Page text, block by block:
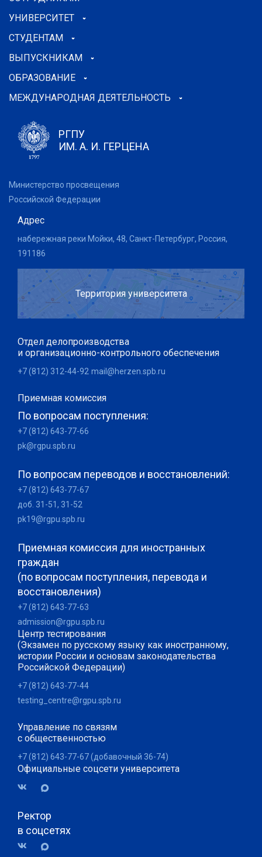
УНИВЕРСИТЕТ
СТУДЕНТАМ
ВЫПУСКНИКАМ
ОБРАЗОВАНИЕ
МЕЖДУНАРОДНАЯ ДЕЯТЕЛЬНОСТЬ
РГПУ
ИМ. А. И. ГЕРЦЕНА
Министерство просвещения
Российской Федерации
Адрес
набережная реки Мойки, 48, Санкт-Петербург, Россия,
191186
Территория университета
Отдел делопроизводства
и организационно-контрольного обеспечения
+7 (812) 312-44-92 mail@herzen.spb.ru
Приемная комиссия
По вопросам поступления:
+7 (812) 643-77-66
pk@rgpu.spb.ru
По вопросам переводов и восстановлений:
+7 (812) 643-77-67
доб. 31-51, 31-52
pk19@rgpu.spb.ru
Приемная комиссия для иностранных
граждан
(по вопросам поступления, перевода и
восстановления)
+7 (812) 643-77-63
admission@rgpu.spb.ru
Центр тестирования
(Экзамен по русскому языку как иностранному,
истории России и основам законодательства
Российской Федерации)
+7 (812) 643-77-44
testing_centre@rgpu.spb.ru
Управление по связям
с общественностью
+7 (812) 643-77-67 (добавочный 36-74)
Официальные соцсети университета
Ректор
в соцсетях